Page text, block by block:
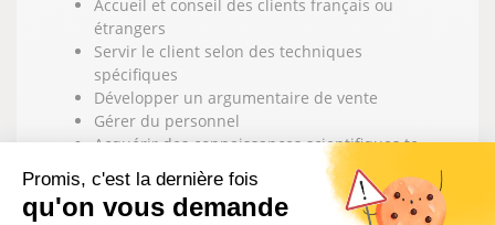
Promis, c'est la dernière fois
qu'on vous demande
Accueil et conseil des clients français ou
étrangers
Servir le client selon des techniques
spécifiques
Développer un argumentaire de vente
Gérer du personnel
Acquérir des connaissances scientifiques te
techniques, les retenir et les appliquer au sein
de tous types de restaurants: gastronomique,
traditionnels, spécialisés ou touristiques